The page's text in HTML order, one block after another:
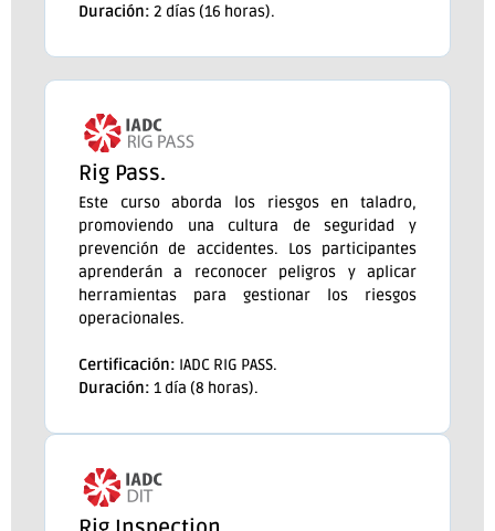
Duración: 2 días (16 horas).
Rig Pass.
Este curso aborda los riesgos en taladro,
promoviendo una cultura de seguridad y
prevención de accidentes. Los participantes
aprenderán a reconocer peligros y aplicar
herramientas para gestionar los riesgos
operacionales.
Certificación: IADC RIG PASS.
Duración: 1 día (8 horas).